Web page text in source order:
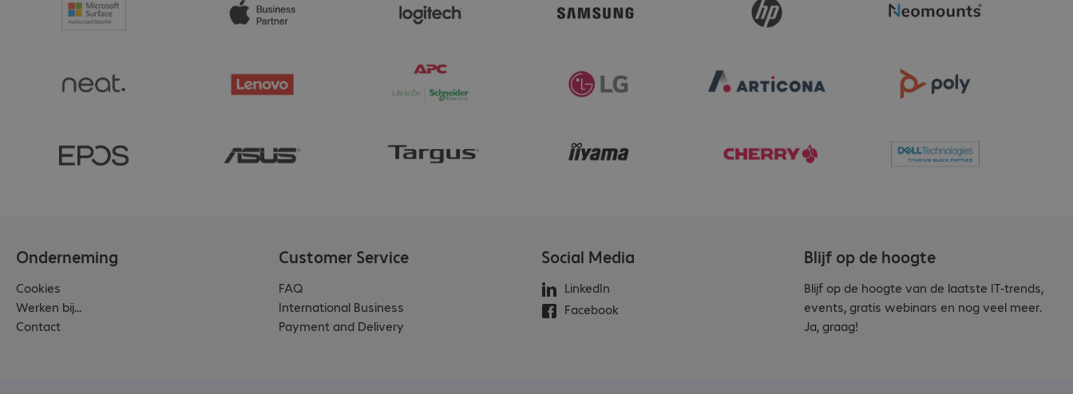
Onderneming
Cookies
Werken bij...
Contact
Customer Service
FAQ
International Business
Payment and Delivery
Social Media
LinkedIn
Facebook
Blijf op de hoogte
Blijf op de hoogte van de laatste IT-trends,
events, gratis webinars en nog veel meer.
Ja, graag!